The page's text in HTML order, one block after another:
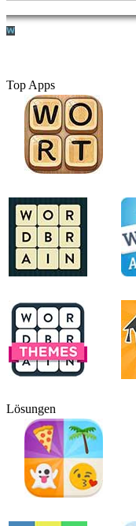
Top Apps
Lösungen